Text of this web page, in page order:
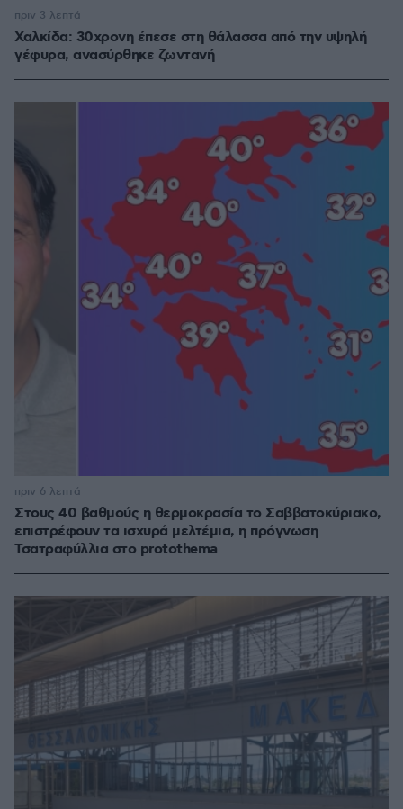
Χαλκίδα: 30χρονη έπεσε στη θάλασσα από την υψηλή
γέφυρα, ανασύρθηκε ζωντανή
πριν 3 λεπτά
Στους 40 βαθμούς η θερμοκρασία το Σαββατοκύριακο,
επιστρέφουν τα ισχυρά μελτέμια, η πρόγνωση
Τσατραφύλλια στο protothema
πριν 6 λεπτά